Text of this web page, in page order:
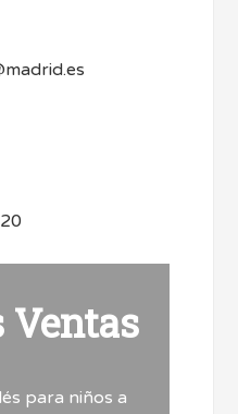
Ventas
para niños a